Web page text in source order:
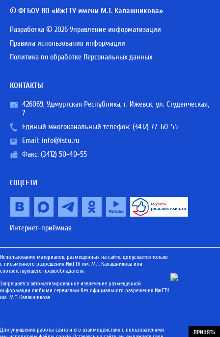
© ФГБОУ ВО «ИжГТУ имени М.Т. Калашникова»
Разработка © 2026 Управление информатизации
Правила использования информации
Политика по обработке Персональных данных
КОНТАКТЫ
426069, Удмуртская Республика, г. Ижевск, ул. Студенческая,
7
Единый многоканальный телефон: (3412) 77-60-55
Email: info@istu.ru
Факс: (3412) 50-40-55
СОЦСЕТИ
Интернет-приёмная
Использование материалов, размещенных на сайте, допускается только
с письменного разрешения ИжГТУ им. М.Т. Калашникова или
соответствующего правообладателя.
Запрещается автоматизированное извлечение размещенной
информации любыми сервисами без официального разрешения ИжГТУ
им. М.Т. Калашникова
Для улучшения работы сайта и его взаимодействия с пользователями
ПРИНЯТЬ